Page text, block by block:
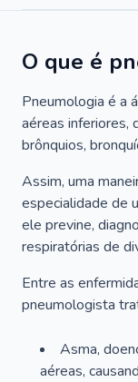
O que é
Pneumologia é a
aéreas inferiores,
brônquios,
Assim, uma
especialidade de
ele previne,
respiratórias de
Entre as
pneumologista
Asma,
aéreas,